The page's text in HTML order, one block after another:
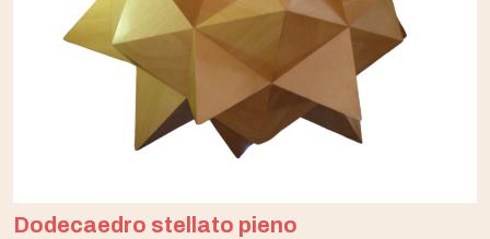
Dodecaedro stellato pieno